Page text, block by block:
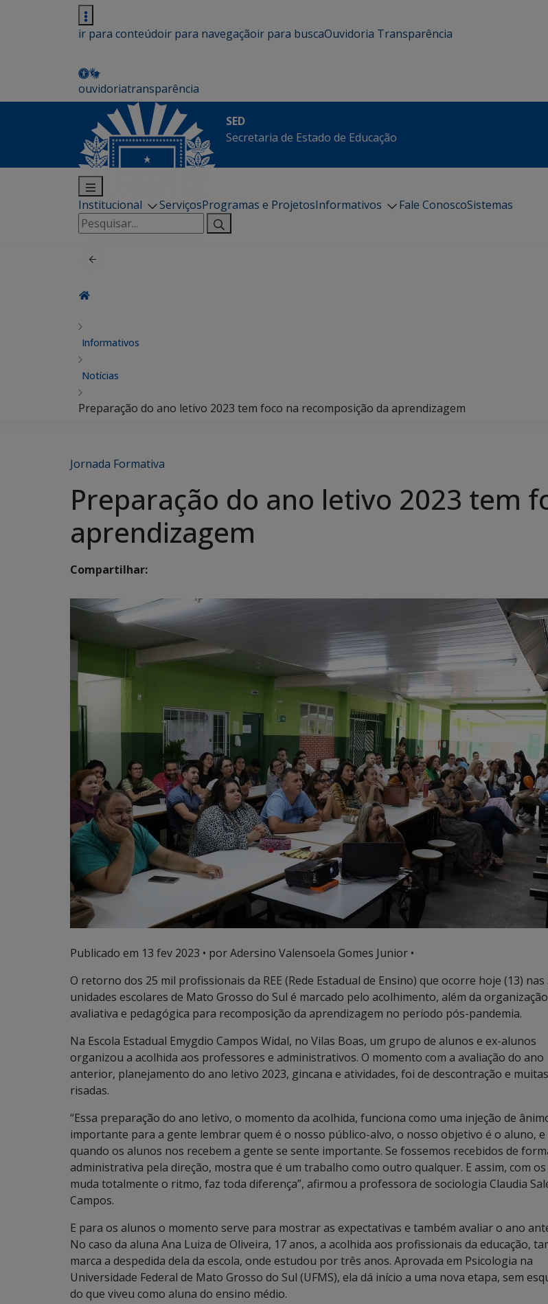
ir para conteúdoir para navegaçãoir para buscaOuvidoria Transparência
ouvidoriatransparência
SED
Secretaria de Estado de Educação
Institucional ServiçosProgramas e ProjetosInformativos Fale ConoscoSistemas
Pesquisar
por:
Informativos
Notícias
Preparação do ano letivo 2023 tem foco na recomposição da aprendizagem
Jornada Formativa
Preparação do ano letivo 2023 tem
aprendizagem
Compartilhar:
Publicado em 13 fev 2023 • por Adersino Valensoela Gomes Junior •
O retorno dos 25 mil profissionais da REE (Rede Estadual de Ensino) que ocorre hoje (13) nas
unidades escolares de Mato Grosso do Sul é marcado pelo acolhimento, além da organização
avaliativa e pedagógica para recomposição da aprendizagem no período pós-pandemia.
Na Escola Estadual Emygdio Campos Widal, no Vilas Boas, um grupo de alunos e ex-alunos
organizou a acolhida aos professores e administrativos. O momento com a avaliação do ano
anterior, planejamento do ano letivo 2023, gincana e atividades, foi de descontração e muitas
risadas.
“Essa preparação do ano letivo, o momento da acolhida, funciona como uma injeção de
importante para a gente lembrar quem é o nosso público-alvo, o nosso objetivo é o aluno, e
quando os alunos nos recebem a gente se sente importante. Se fossemos recebidos de
administrativa pela direção, mostra que é um trabalho como outro qualquer. E assim, com
muda totalmente o ritmo, faz toda diferença”, afirmou a professora de sociologia Claudia
Campos.
E para os alunos o momento serve para mostrar as expectativas e também avaliar o ano
No caso da aluna Ana Luiza de Oliveira, 17 anos, a acolhida aos profissionais da educação,
marca a despedida dela da escola, onde estudou por três anos. Aprovada em Psicologia na
Universidade Federal de Mato Grosso do Sul (UFMS), ela dá início a uma nova etapa, sem
do que viveu como aluna do ensino médio.